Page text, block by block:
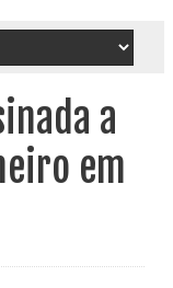
a
em